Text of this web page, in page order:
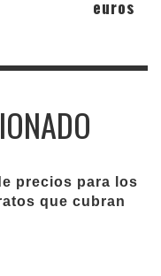
euros
precios para los
que cubran